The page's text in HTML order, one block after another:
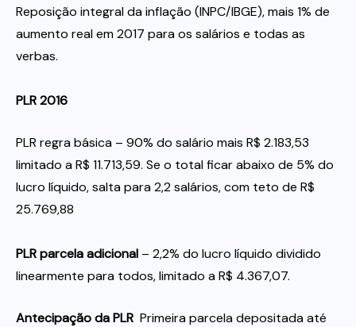
Reposição integral da inflação (INPC/IBGE), mais 1% de
aumento real em 2017 para os salários e todas as
verbas.
PLR 2016
PLR regra básica – 90% do salário mais R$ 2.183,53
limitado a R$ 11.713,59. Se o total ficar abaixo de 5% do
lucro líquido, salta para 2,2 salários, com teto de R$
25.769,88
PLR parcela adicional – 2,2% do lucro líquido dividido
linearmente para todos, limitado a R$ 4.367,07.
Antecipação da PLR  Primeira parcela depositada até